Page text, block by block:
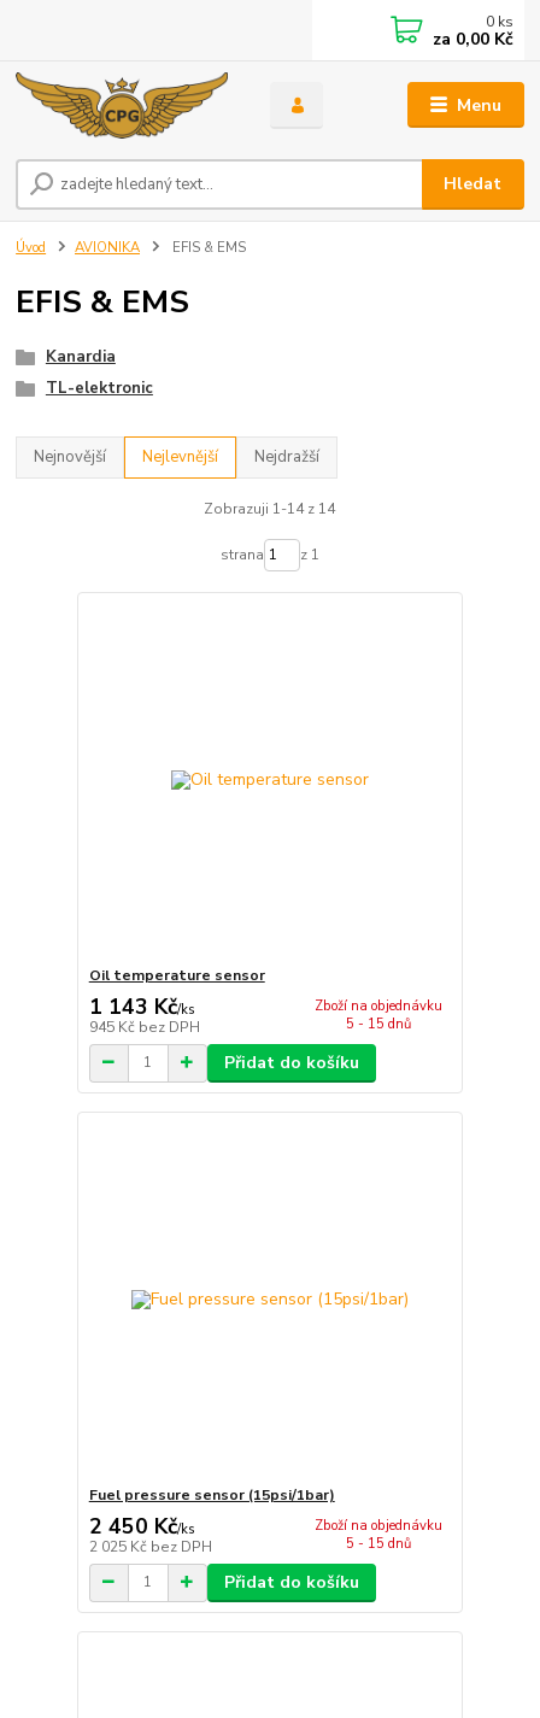
Menu
Hledat
0 ks
za 0,00 Kč
Úvod AVIONIKA EFIS & EMS
EFIS & EMS
Kanardia
TL-elektronic
Nejnovější Nejlevnější Nejdražší
Zobrazuji 1-14 z 14
strana z 1
Oil temperature sensor
1 143 Kč/ks
945 Kč bez DPH
Zboží na objednávku
5 - 15 dnů
Přidat do košíku
Fuel pressure sensor (15psi/1bar)
2 450 Kč/ks
2 025 Kč bez DPH
Zboží na objednávku
5 - 15 dnů
Přidat do košíku